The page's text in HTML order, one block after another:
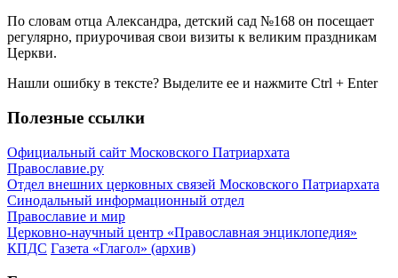
По словам отца Александра, детский сад №168 он посещает
регулярно, приурочивая свои визиты к великим праздникам
Церкви.
Нашли ошибку в тексте? Выделите ее и нажмите Ctrl + Enter
Полезные ссылки
Официальный сайт Московского Патриархата
Православие.ру
Отдел внешних церковных связей Московского Патриархата
Синодальный информационный отдел
Православие и мир
Церковно-научный центр «Православная энциклопедия»
КПДС Газета «Глагол» (архив)